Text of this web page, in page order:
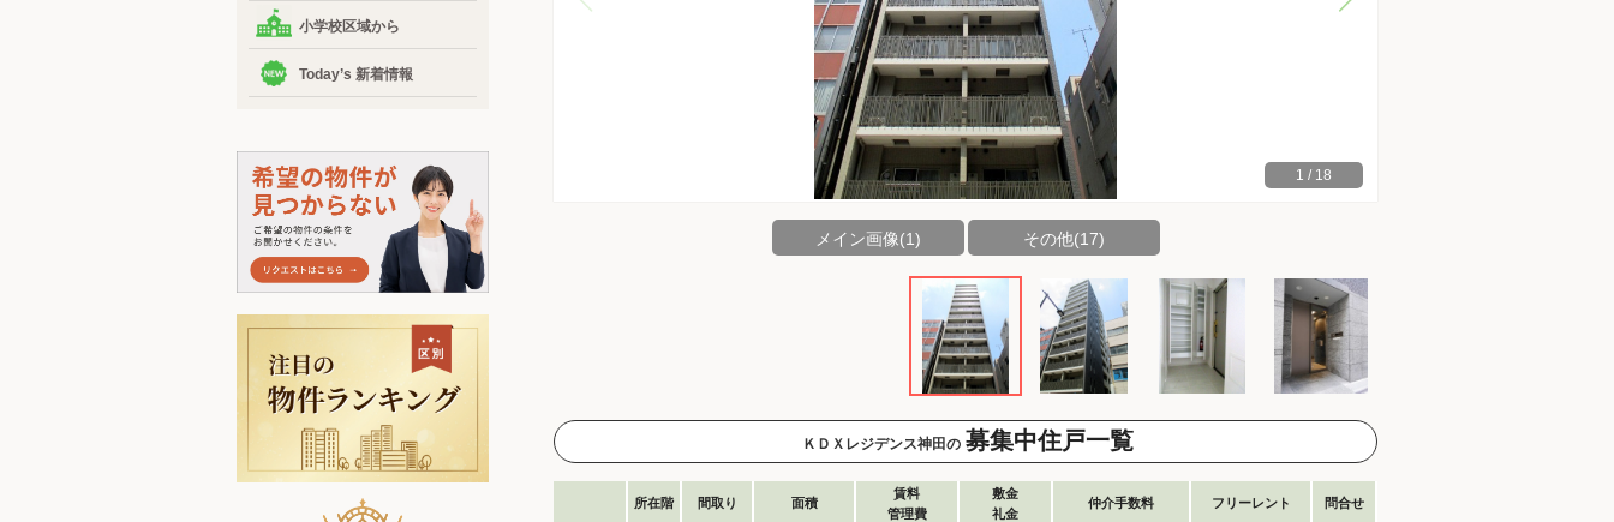
1 / 18
メイン画像(1) その他(17)
ＫＤＸレジデンス神田の 募集中住戸一覧
所在階 間取り 面積
賃料
管理費
敷金
礼金
仲介手数料 フリーレント 問合せ
小学校区域から
Today’s 新着情報